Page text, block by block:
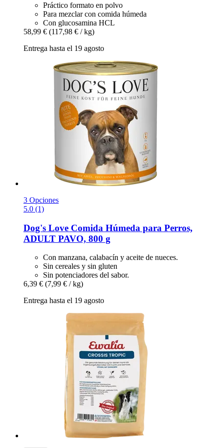
Práctico formato en polvo
Para mezclar con comida húmeda
Con glucosamina HCL
58,99 € (117,98 € / kg)
Entrega hasta el 19 agosto
3 Opciones
5.0 (1)
Dog's Love Comida Húmeda para Perros,
ADULT PAVO, 800 g
Con manzana, calabacín y aceite de nueces.
Sin cereales y sin gluten
Sin potenciadores del sabor.
6,39 € (7,99 € / kg)
Entrega hasta el 19 agosto